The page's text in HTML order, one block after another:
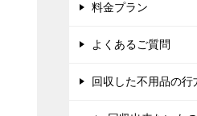
料金プラン
よくあるご質問
回収した不用品の行